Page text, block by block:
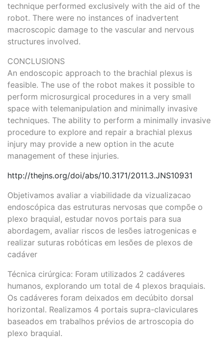
technique performed exclusively with the aid of the
robot. There were no instances of inadvertent
macroscopic damage to the vascular and nervous
structures involved.
CONCLUSIONS
An endoscopic approach to the brachial plexus is
feasible. The use of the robot makes it possible to
perform microsurgical procedures in a very small
space with telemanipulation and minimally invasive
techniques. The ability to perform a minimally invasive
procedure to explore and repair a brachial plexus
injury may provide a new option in the acute
management of these injuries.
http://thejns.org/doi/abs/10.3171/2011.3.JNS10931
Objetivamos avaliar a viabilidade da vizualizacao
endoscópica das estruturas nervosas que compõe o
plexo braquial, estudar novos portais para sua
abordagem, avaliar riscos de lesões iatrogenicas e
realizar suturas robóticas em lesões de plexos de
cadáver
Técnica cirúrgica: Foram utilizados 2 cadáveres
humanos, explorando um total de 4 plexos braquiais.
Os cadáveres foram deixados em decúbito dorsal
horizontal. Realizamos 4 portais supra-claviculares
baseados em trabalhos prévios de artroscopia do
plexo braquial.